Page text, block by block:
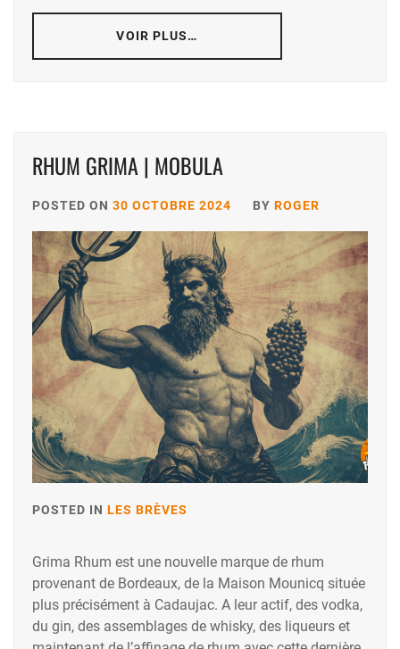
VOIR PLUS…
RHUM GRIMA | MOBULA
POSTED ON 30 OCTOBRE 2024 BY ROGER
POSTED IN LES BRÈVES
Grima Rhum est une nouvelle marque de rhum
provenant de Bordeaux, de la Maison Mounicq située
plus précisément à Cadaujac. A leur actif, des vodka,
du gin, des assemblages de whisky, des liqueurs et